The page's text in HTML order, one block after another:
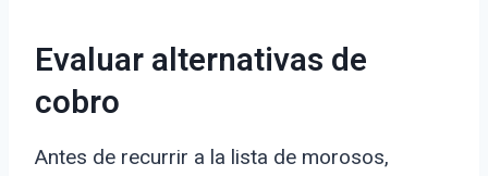
Evaluar alternativas de
cobro
Antes de recurrir a la lista de morosos,